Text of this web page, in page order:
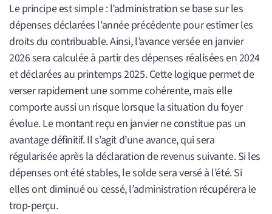
Le principe est simple : l’administration se base sur les
dépenses déclarées l’année précédente pour estimer les
droits du contribuable. Ainsi, l’avance versée en janvier
2026 sera calculée à partir des dépenses réalisées en 2024
et déclarées au printemps 2025. Cette logique permet de
verser rapidement une somme cohérente, mais elle
comporte aussi un risque lorsque la situation du foyer
évolue. Le montant reçu en janvier ne constitue pas un
avantage définitif. Il s’agit d’une avance, qui sera
régularisée après la déclaration de revenus suivante. Si les
dépenses ont été stables, le solde sera versé à l’été. Si
elles ont diminué ou cessé, l’administration récupérera le
trop-perçu.